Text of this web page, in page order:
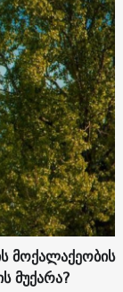
მოქალაქეობის
მუქარა?